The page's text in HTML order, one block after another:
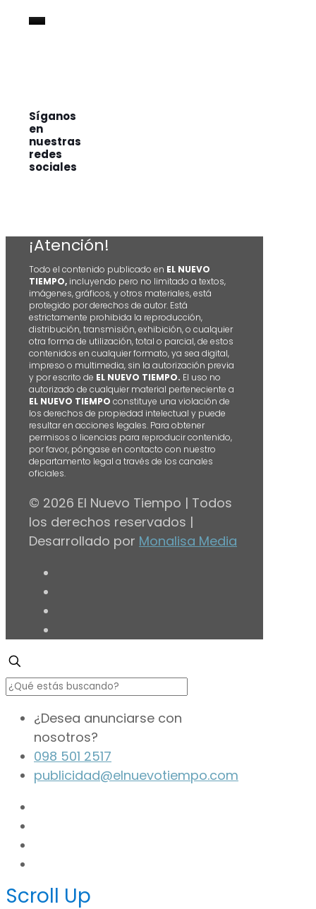
Síganos
en
nuestras
redes
sociales
¡Atención!
Todo el contenido publicado en EL NUEVO
TIEMPO, incluyendo pero no limitado a textos,
imágenes, gráficos, y otros materiales, está
protegido por derechos de autor. Está
estrictamente prohibida la reproducción,
distribución, transmisión, exhibición, o cualquier
otra forma de utilización, total o parcial, de estos
contenidos en cualquier formato, ya sea digital,
impreso o multimedia, sin la autorización previa
y por escrito de EL NUEVO TIEMPO. El uso no
autorizado de cualquier material perteneciente a
EL NUEVO TIEMPO constituye una violación de
los derechos de propiedad intelectual y puede
resultar en acciones legales. Para obtener
permisos o licencias para reproducir contenido,
por favor, póngase en contacto con nuestro
departamento legal a través de los canales
oficiales.
© 2026 El Nuevo Tiempo | Todos
los derechos reservados |
Desarrollado por Monalisa Media
¿Desea anunciarse con
nosotros?
098 501 2517
publicidad@elnuevotiempo.com
Scroll Up